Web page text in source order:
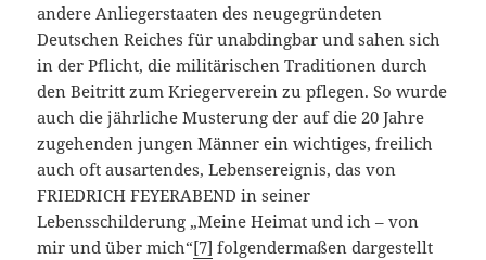
andere Anliegerstaaten des neugegründeten
Deutschen Reiches für unabdingbar und sahen sich
in der Pflicht, die militärischen Traditionen durch
den Beitritt zum Kriegerverein zu pflegen. So wurde
auch die jährliche Musterung der auf die 20 Jahre
zugehenden jungen Männer ein wichtiges, freilich
auch oft ausartendes, Lebensereignis, das von
FRIEDRICH FEYERABEND in seiner
Lebensschilderung „Meine Heimat und ich – von
mir und über mich“[7] folgendermaßen dargestellt